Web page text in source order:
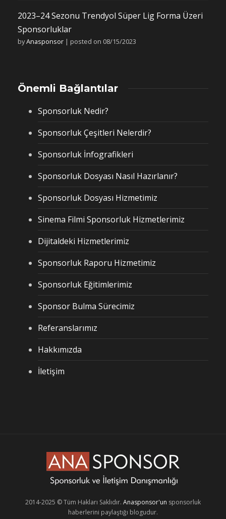
2023–24 Sezonu Trendyol Süper Lig Forma Üzeri
Sponsorluklar
byAnasponsor | posted on 08/15/2023
Önemli Bağlantılar
Sponsorluk Nedir?
Sponsorluk Çeşitleri Nelerdir?
Sponsorluk İnfografikleri
Sponsorluk Dosyası Nasıl Hazırlanır?
Sponsorluk Dosyası Hizmetimiz
Sinema Filmi Sponsorluk Hizmetlerimiz
Dijitaldeki Hizmetlerimiz
Sponsorluk Raporu Hizmetimiz
Sponsorluk Eğitimlerimiz
Sponsor Bulma Sürecimiz
Referanslarımız
Hakkımızda
İletişim
2014-2025 © Tüm Hakları Saklıdır. Anasponsor'un sponsorluk
haberlerini paylaştığı blogudur.